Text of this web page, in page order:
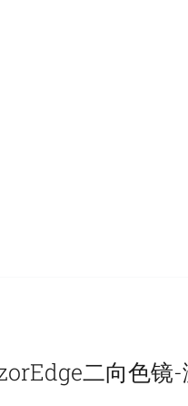
二向色镜